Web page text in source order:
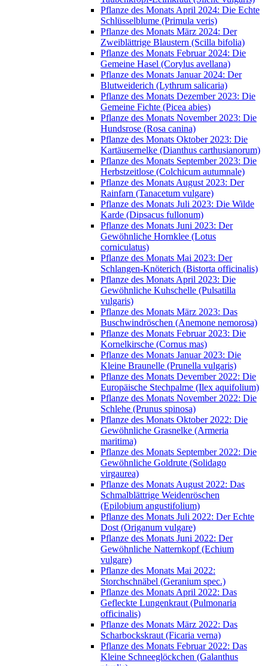
Pflanze des Monats April 2024: Die Echte
Schlüsselblume (Primula veris)
Pflanze des Monats März 2024: Der
Zweiblättrige Blaustern (Scilla bifolia)
Pflanze des Monats Februar 2024: Die
Gemeine Hasel (Corylus avellana)
Pflanze des Monats Januar 2024: Der
Blutweiderich (Lythrum salicaria)
Pflanze des Monats Dezember 2023: Die
Gemeine Fichte (Picea abies)
Pflanze des Monats November 2023: Die
Hundsrose (Rosa canina)
Pflanze des Monats Oktober 2023: Die
Kartäusernelke (Dianthus carthusianorum)
Pflanze des Monats September 2023: Die
Herbstzeitlose (Colchicum autumnale)
Pflanze des Monats August 2023: Der
Rainfarn (Tanacetum vulgare)
Pflanze des Monats Juli 2023: Die Wilde
Karde (Dipsacus fullonum)
Pflanze des Monats Juni 2023: Der
Gewöhnliche Hornklee (Lotus
corniculatus)
Pflanze des Monats Mai 2023: Der
Schlangen-Knöterich (Bistorta officinalis)
Pflanze des Monats April 2023: Die
Gewöhnliche Kuhschelle (Pulsatilla
vulgaris)
Pflanze des Monats März 2023: Das
Buschwindröschen (Anemone nemorosa)
Pflanze des Monats Februar 2023: Die
Kornelkirsche (Cornus mas)
Pflanze des Monats Januar 2023: Die
Kleine Braunelle (Prunella vulgaris)
Pflanze des Monats Devember 2022: Die
Europäische Stechpalme (Ilex aquifolium)
Pflanze des Monats November 2022: Die
Schlehe (Prunus spinosa)
Pflanze des Monats Oktober 2022: Die
Gewöhnliche Grasnelke (Armeria
maritima)
Pflanze des Monats September 2022: Die
Gewöhnliche Goldrute (Solidago
virgaurea)
Pflanze des Monats August 2022: Das
Schmalblättrige Weidenröschen
(Epilobium angustifolium)
Pflanze des Monats Juli 2022: Der Echte
Dost (Origanum vulgare)
Pflanze des Monats Juni 2022: Der
Gewöhnliche Natternkopf (Echium
vulgare)
Pflanze des Monats Mai 2022:
Storchschnäbel (Geranium spec.)
Pflanze des Monats April 2022: Das
Gefleckte Lungenkraut (Pulmonaria
officinalis)
Pflanze des Monats März 2022: Das
Scharbockskraut (Ficaria verna)
Pflanze des Monats Februar 2022: Das
Kleine Schneeglöckchen (Galanthus